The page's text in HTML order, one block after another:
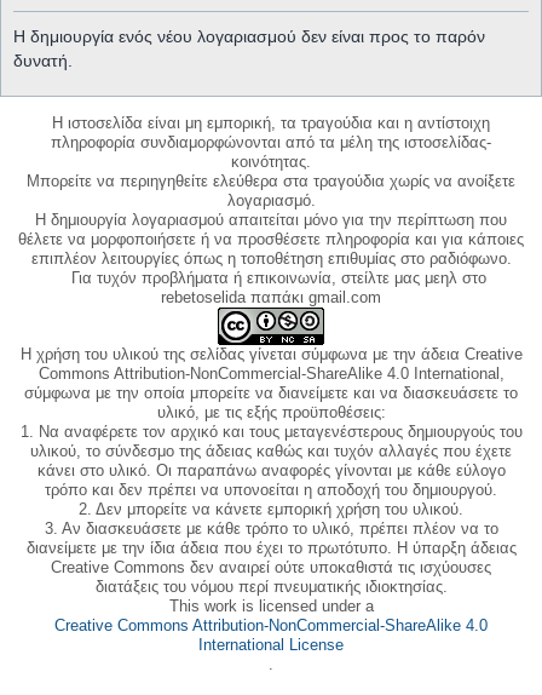
Η δημιουργία ενός νέου λογαριασμού δεν είναι προς το παρόν
δυνατή.
Η ιστοσελίδα είναι μη εμπορική, τα τραγούδια και η αντίστοιχη
πληροφορία συνδιαμορφώνονται από τα μέλη της ιστοσελίδας-
κοινότητας.
Μπορείτε να περιηγηθείτε ελεύθερα στα τραγούδια χωρίς να ανοίξετε
λογαριασμό.
Η δημιουργία λογαριασμού απαιτείται μόνο για την περίπτωση που
θέλετε να μορφοποιήσετε ή να προσθέσετε πληροφορία και για κάποιες
επιπλέον λειτουργίες όπως η τοποθέτηση επιθυμίας στο ραδιόφωνο.
Για τυχόν προβλήματα ή επικοινωνία, στείλτε μας μεηλ στο
rebetoselida παπάκι gmail.com
Η χρήση του υλικού της σελίδας γίνεται σύμφωνα με την άδεια Creative
Commons Attribution-NonCommercial-ShareAlike 4.0 International,
σύμφωνα με την οποία μπορείτε να διανείμετε και να διασκευάσετε το
υλικό, με τις εξής προϋποθέσεις:
1. Να αναφέρετε τον αρχικό και τους μεταγενέστερους δημιουργούς του
υλικού, το σύνδεσμο της άδειας καθώς και τυχόν αλλαγές που έχετε
κάνει στο υλικό. Οι παραπάνω αναφορές γίνονται με κάθε εύλογο
τρόπο και δεν πρέπει να υπονοείται η αποδοχή του δημιουργού.
2. Δεν μπορείτε να κάνετε εμπορική χρήση του υλικού.
3. Αν διασκευάσετε με κάθε τρόπο το υλικό, πρέπει πλέον να το
διανείμετε με την ίδια άδεια που έχει το πρωτότυπο. Η ύπαρξη άδειας
Creative Commons δεν αναιρεί ούτε υποκαθιστά τις ισχύουσες
διατάξεις του νόμου περί πνευματικής ιδιοκτησίας.
This work is licensed under a
Creative Commons Attribution-NonCommercial-ShareAlike 4.0
International License
.